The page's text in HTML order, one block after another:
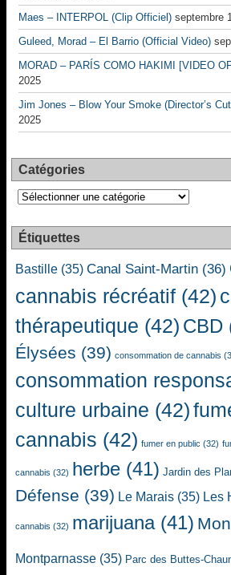
Maes – INTERPOL (Clip Officiel) septembre
Guleed, Morad – El Barrio (Official Video)
MORAD – PARÍS COMO HAKIMI [VIDEO
2025
Jim Jones – Blow Your Smoke (Director’s
2025
Catégories
Catégories
Étiquettes
Bastille (35) Canal Saint-Martin (36)
cannabis récréatif (42)
thérapeutique (42) CBD
Élysées (39) consommation de cannabis
consommation
culture urbaine (42)
cannabis (42) fumer en public (32)
cannabis (32) herbe (41) Jardin des
Défense (39) Le Marais (35) Les
cannabis (32) marijuana(41)
Montparnasse (35) Parc des Buttes-